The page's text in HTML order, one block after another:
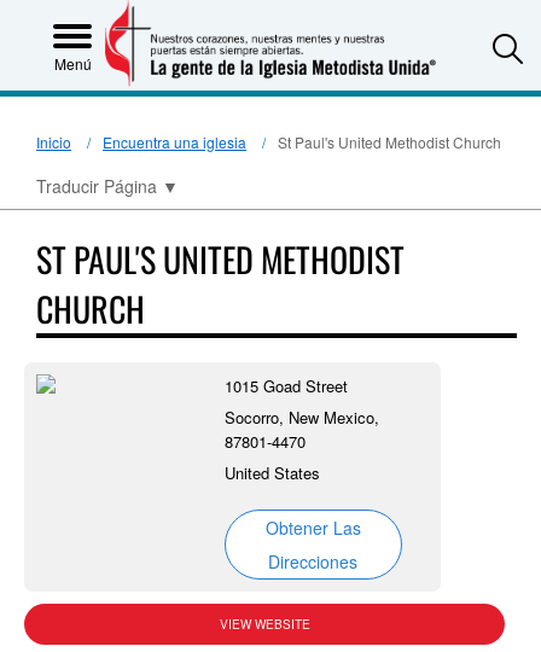
Menú
Inicio Encuentra una iglesia St Paul's United Methodist Church
Traducir Página ▼
ST PAUL'S UNITED METHODIST
CHURCH
1015 Goad Street
Socorro, New Mexico,
87801-4470
United States
Obtener Las
Direcciones
VIEW WEBSITE